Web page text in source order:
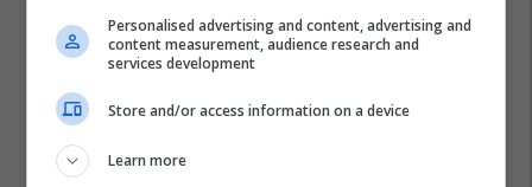
Personalised advertising and content, advertising and
content measurement, audience research and
services development
Store and/or access information on a device
Learn more